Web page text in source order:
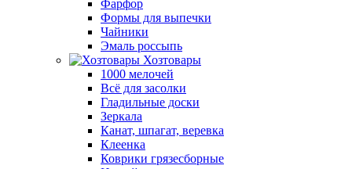
Фарфор
Формы для выпечки
Чайники
Эмаль россыпь
Хозтовары
1000 мелочей
Всё для засолки
Гладильные доски
Зеркала
Канат, шпагат, веревка
Клеенка
Коврики грязесборные